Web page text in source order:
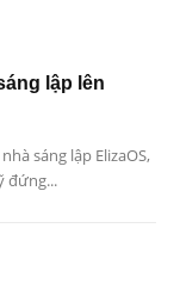
lập lên
sáng lập ElizaOS,
đứng...